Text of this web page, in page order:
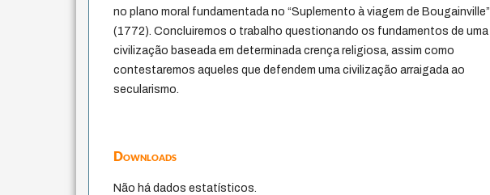
no plano moral fundamentada no “Suplemento à viagem de Bougainville”
(1772). Concluiremos o trabalho questionando os fundamentos de uma
civilização baseada em determinada crença religiosa, assim como
contestaremos aqueles que defendem uma civilização arraigada ao
secularismo.
Downloads
Não há dados estatísticos.